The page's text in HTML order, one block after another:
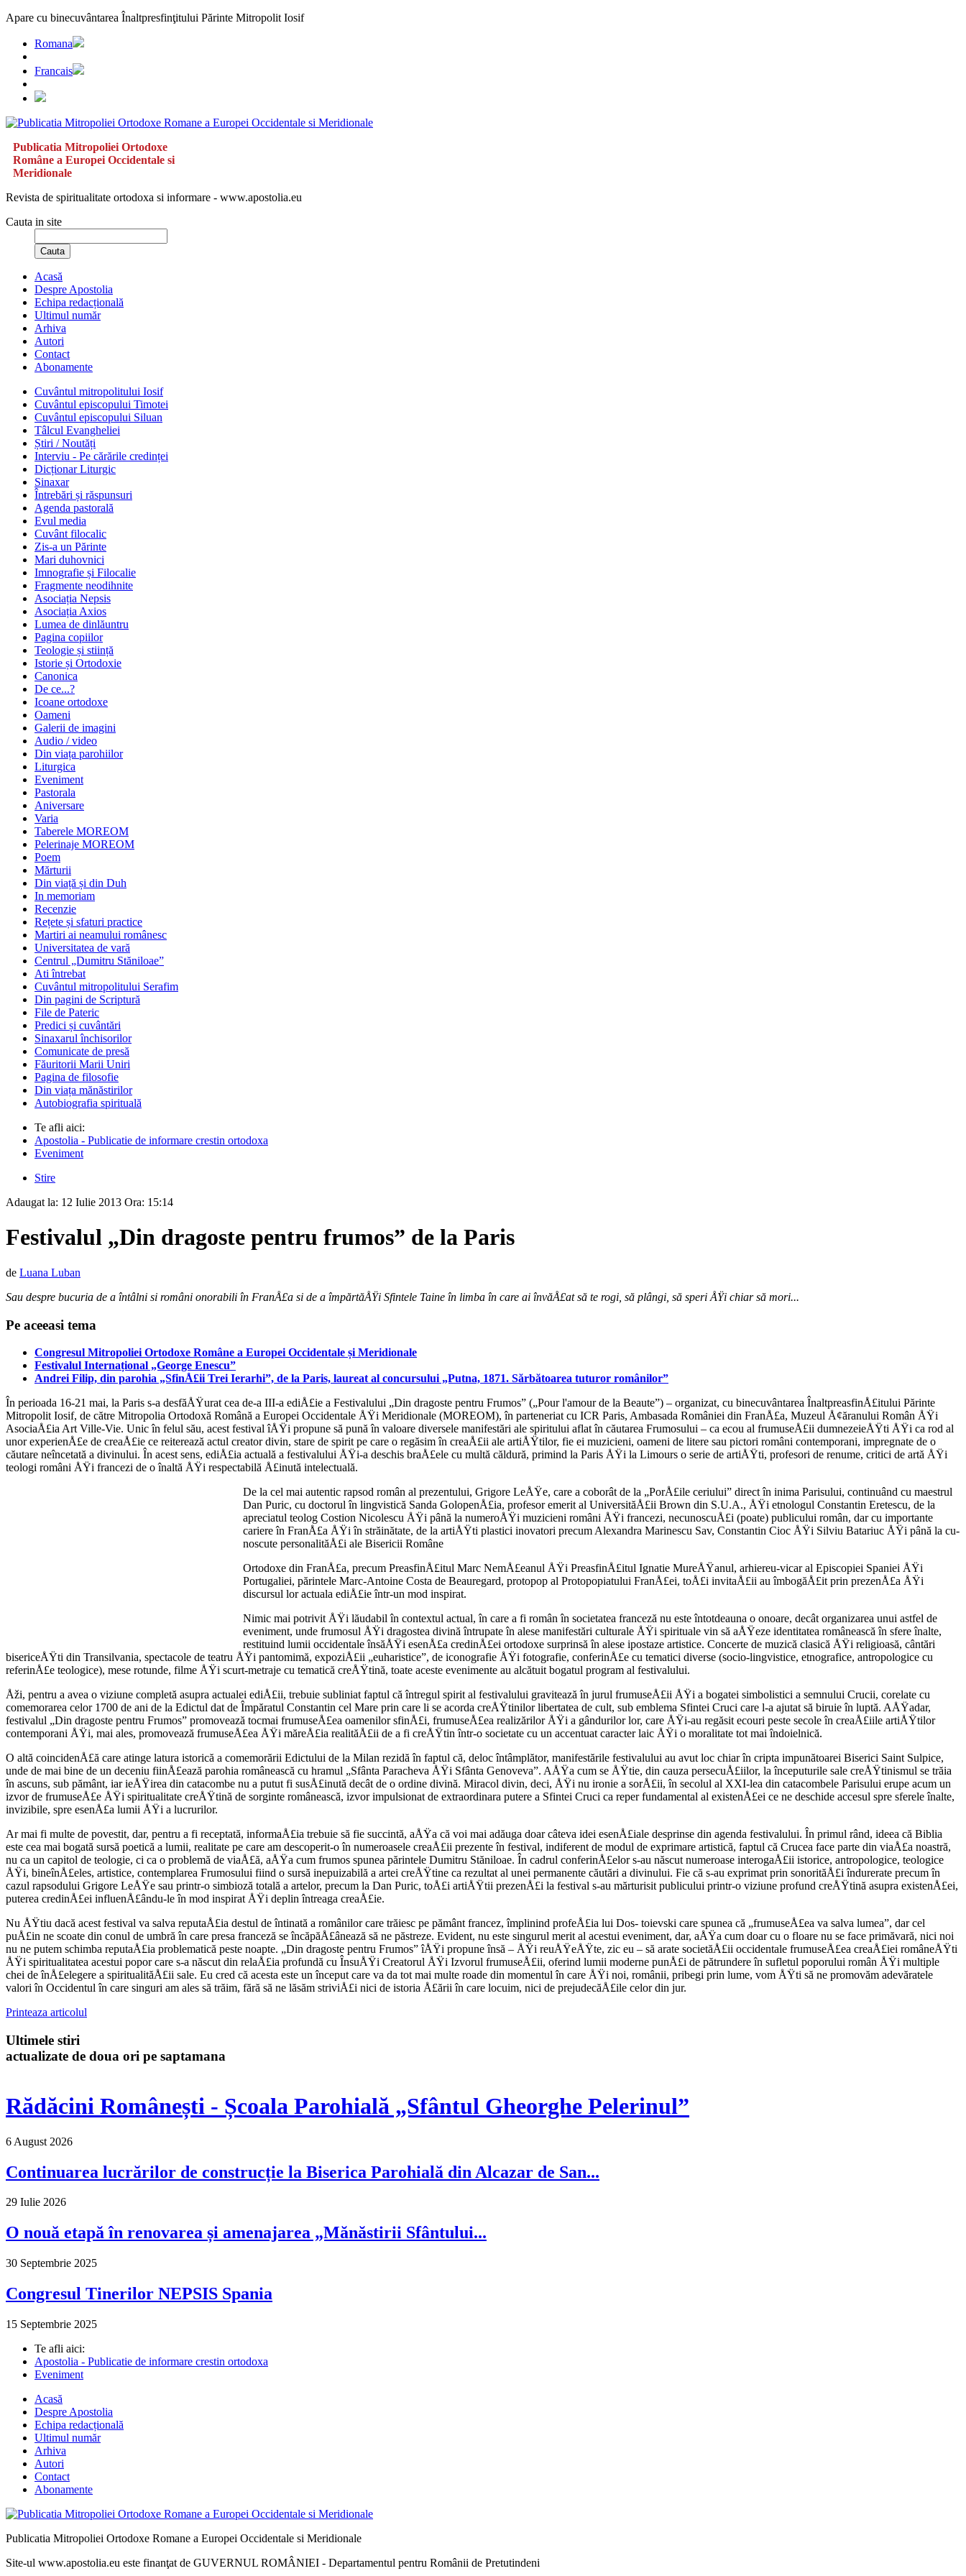
Apare cu binecuvântarea Înaltpresfinţitului Părinte Mitropolit Iosif
Romana
Francais
Publicatia Mitropoliei Ortodoxe
Române a Europei Occidentale si
Meridionale
Revista de spiritualitate ortodoxa si informare - www.apostolia.eu
Cauta in site
Cauta
Acasă
Despre Apostolia
Echipa redacțională
Ultimul număr
Arhiva
Autori
Contact
Abonamente
Cuvântul mitropolitului Iosif
Cuvântul episcopului Timotei
Cuvântul episcopului Siluan
Tâlcul Evangheliei
Știri / Noutăți
Interviu - Pe cărările credinței
Dicționar Liturgic
Sinaxar
Întrebări și răspunsuri
Agenda pastorală
Evul media
Cuvânt filocalic
Zis-a un Părinte
Mari duhovnici
Imnografie și Filocalie
Fragmente neodihnite
Asociația Nepsis
Asociația Axios
Lumea de dinlăuntru
Pagina copiilor
Teologie și stiință
Istorie și Ortodoxie
Canonica
De ce...?
Icoane ortodoxe
Oameni
Galerii de imagini
Audio / video
Din viața parohiilor
Liturgica
Eveniment
Pastorala
Aniversare
Varia
Taberele MOREOM
Pelerinaje MOREOM
Poem
Mărturii
Din viață și din Duh
In memoriam
Recenzie
Rețete și sfaturi practice
Martiri ai neamului românesc
Universitatea de vară
Centrul „Dumitru Stăniloae”
Ati întrebat
Cuvântul mitropolitului Serafim
Din pagini de Scriptură
File de Pateric
Predici și cuvântări
Sinaxarul închisorilor
Comunicate de presă
Făuritorii Marii Uniri
Pagina de filosofie
Din viața mănăstirilor
Autobiografia spirituală
Te afli aici:
Apostolia - Publicatie de informare crestin ortodoxa
Eveniment
Stire
Adaugat la: 12 Iulie 2013 Ora: 15:14
Festivalul „Din dragoste pentru frumos” de la Paris
de Luana Luban
Sau despre bucuria de a întâlni si români onorabili în FranÅ£a si de a împărtăÅŸi Sfintele Taine în limba în care ai învăÅ£at să te rogi, să plângi, să speri ÅŸi chiar să mori...
Pe aceeasi tema
Congresul Mitropoliei Ortodoxe Române a Europei Occidentale și Meridionale
Festivalul Internațional „George Enescu”
Andrei Filip, din parohia „SfinÅ£ii Trei Ierarhi”, de la Paris, laureat al concursului „Putna, 1871. Sărbătoarea tuturor românilor”
În perioada 16-21 mai, la Paris s-a desfă­ÅŸurat cea de-a III-a ediÅ£ie a Festivalului „Din dragoste pentru Frumos” („Pour l'amour de la Beaute”) – organizat, cu binecu­vântarea ÎnaltpreasfinÅ£itului Părinte
Mitropo­lit Iosif, de către Mitropolia Ortodoxă Româ­nă a Europei Occidentale ÅŸi Meridionale (MOREOM), în parteneriat cu ICR Paris, Am­basada României din FranÅ£a, Muzeul Å¢ăranu­lui Român ÅŸi
AsociaÅ£ia Art Ville-Vie. Unic în fe­lul său, acest festival îÅŸi propune să pună în valoare diversele manifestări ale spiritului aflat în căutarea Frumosului – ca ecou al frumuse­Å£ii dumnezeieÅŸti ÅŸi ca rod al
unor experienÅ£e de creaÅ£ie ce reiterează actul creator divin, stare de spirit pe care o regăsim în creaÅ£ii ale artiÅŸtilor, fie ei muzicieni, oameni de litere sau pictori ro­mâni contemporani, impregnate de o
căutare neîncetată a divinului. În acest sens, ediÅ£ia ac­tuală a festivalului ÅŸi-a deschis braÅ£ele cu mul­tă căldură, primind la Paris ÅŸi la Limours o se­rie de artiÅŸti, profesori de renume, critici de artă ÅŸi
teologi români ÅŸi francezi de o înaltă ÅŸi re­spectabilă Å£inută intelectuală.
De la cel mai autentic rapsod român al pre­zentului, Grigore LeÅŸe, care a coborât de la „PorÅ£ile ceriului” direct în inima Parisului, con­tinuând cu maestrul
Dan Puric, cu doctorul în lingvistică Sanda GolopenÅ£ia, profesor emerit al UniversităÅ£ii Brown din S.U.A., ÅŸi etnologul Constantin Eretescu, de la
apreciatul teolog Costion Nicolescu ÅŸi până la numeroÅŸi muzi­cieni români ÅŸi francezi, necunoscuÅ£i (poate) publicului român, dar cu importante
cariere în FranÅ£a ÅŸi în străinătate, de la artiÅŸti plastici ino­vatori precum Alexandra Marinescu Sav, Constantin Cioc ÅŸi Silviu Batariuc ÅŸi până la cu­
noscute personalităÅ£i ale Bisericii Române
Ortodoxe din FranÅ£a, precum PreasfinÅ£itul Marc NemÅ£eanul ÅŸi PreasfinÅ£itul Ignatie MureÅŸanul, arhiereu-vicar al Episcopiei Spaniei ÅŸi
Portugaliei, părintele Marc-Antoine Costa de Beauregard, protopop al Protopopiatului FranÅ£ei, toÅ£i invi­taÅ£ii au îmbogăÅ£it prin prezenÅ£a ÅŸi
discursul lor actuala ediÅ£ie într-un mod inspirat.
Nimic mai potrivit ÅŸi lăudabil în contextul actual, în care a fi român în societatea franceză nu este întotdeauna o onoare, decât organiza­rea unui astfel de
eveniment, unde frumosul ÅŸi dragostea divină întrupate în alese manifes­tări culturale ÅŸi spirituale vin să aÅŸeze identi­tatea românească în sfere înalte,
restituind lumii occidentale însăÅŸi esenÅ£a credinÅ£ei orto­doxe surprinsă în alese ipostaze artistice. Con­certe de muzică clasică ÅŸi religioasă, cântări
bisericeÅŸti din Transilvania, spectacole de tea­tru ÅŸi pantomimă, expoziÅ£ii „euharistice”, de iconografie ÅŸi fotografie, conferinÅ£e cu tema­tici diverse (socio-lingvistice, etnografice, antropologice cu
referinÅ£e teologice), mese rotunde, filme ÅŸi scurt-metraje cu tematică creÅŸtină, toate aceste evenimente au alcătuit bogatul program al festivalului.
Åži, pentru a avea o viziune completă asu­pra actualei ediÅ£ii, trebuie subliniat faptul că întregul spirit al festivalului gravitează în jurul frumuseÅ£ii ÅŸi a bogatei simbolistici a semnului Crucii, corelate cu
comemorarea celor 1700 de ani de la Edictul dat de Împăratul Constantin cel Mare prin care li se acorda creÅŸtinilor liber­tatea de cult, sub emblema Sfintei Cruci care l-a ajutat să biruie în luptă. AÅŸadar,
festivalul „Din dragoste pentru Frumos” promovează tocmai frumuseÅ£ea oamenilor sfinÅ£i, frumuse­Å£ea realizărilor ÅŸi a gândurilor lor, care ÅŸi-au re­găsit ecouri peste secole în creaÅ£iile artiÅŸtilor
contemporani ÅŸi, mai ales, promovează frumu­seÅ£ea ÅŸi măreÅ£ia realităÅ£ii de a fi creÅŸtin într-o societate cu un accentuat caracter laic ÅŸi o mo­ralitate tot mai îndoielnică.
O altă coincidenÅ£ă care atinge latura isto­rică a comemorării Edictului de la Milan re­zidă în faptul că, deloc întâmplător, manifes­tările festivalului au avut loc chiar în cripta impunătoarei Biserici Saint Sulpice,
unde de mai bine de un deceniu fiinÅ£ează parohia ro­mânească cu hramul „Sfânta Paracheva ÅŸi Sfânta Genoveva”. AÅŸa cum se ÅŸtie, din cauza persecuÅ£iilor, la începuturile sale creÅŸtinismul se trăia
în ascuns, sub pământ, iar ieÅŸirea din catacombe nu a putut fi susÅ£inută decât de o ordine divină. Miracol divin, deci, ÅŸi nu iro­nie a sorÅ£ii, în secolul al XXI-lea din catacom­bele Parisului erupe acum un
izvor de frumu­seÅ£e ÅŸi spiritualitate creÅŸtină de sorginte românească, izvor impulsionat de extraordi­nara putere a Sfintei Cruci ca reper funda­mental al existenÅ£ei ce ne deschide accesul spre sferele înalte,
invizibile, spre esenÅ£a lumii ÅŸi a lucrurilor.
Ar mai fi multe de povestit, dar, pentru a fi receptată, informaÅ£ia trebuie să fie succintă, aÅŸa că voi mai adăuga doar câteva idei esenÅ£i­ale desprinse din agenda festivalului. În pri­mul rând, ideea că Biblia
este cea mai bogată sursă poetică a lumii, realitate pe care am des­coperit-o în numeroasele creaÅ£ii prezente în festival, indiferent de modul de exprimare ar­tistică, faptul că Crucea face parte din viaÅ£a noastră,
nu ca un capitol de teologie, ci ca o problemă de viaÅ£ă, aÅŸa cum frumos spunea pă­rintele Dumitru Stăniloae. În cadrul conferin­Å£elor s-au născut numeroase interogaÅ£ii isto­rice, antropologice, teologice
ÅŸi, bineînÅ£eles, artistice, contemplarea Frumosului fiind o sur­să inepuizabilă a artei creÅŸtine ca rezultat al unei permanente căutări a divinului. Fie că s-au exprimat prin sonorităÅ£i îndurerate pre­cum în
cazul rapsodului Grigore LeÅŸe sau printr-o simbioză totală a artelor, precum la Dan Puric, toÅ£i artiÅŸtii prezenÅ£i la festival s-au măr­turisit publicului printr-o viziune profund creÅŸtină asupra existenÅ£ei,
puterea credinÅ£ei influenÅ£ându-le în mod inspirat ÅŸi deplin în­treaga creaÅ£ie.
Nu ÅŸtiu dacă acest festival va salva reputa­Å£ia destul de întinată a românilor care trăiesc pe pământ francez, împlinind profeÅ£ia lui Dos- toievski care spunea că „frumuseÅ£ea va salva lumea”, dar cel
puÅ£in ne scoate din conul de umbră în care presa franceză se încăpăÅ£ânea­ză să ne păstreze. Evident, nu este singurul merit al acestui eveniment, dar, aÅŸa cum doar cu o floare nu se face primăvară, nici noi
nu ne putem schimba reputaÅ£ia problematică pes­te noapte. „Din dragoste pentru Frumos” îÅŸi propune însă – ÅŸi reuÅŸeÅŸte, zic eu – să arate so­cietăÅ£ii occidentale frumuseÅ£ea creaÅ£iei româ­neÅŸti
ÅŸi spiritualitatea acestui popor care s-a născut din relaÅ£ia profundă cu ÎnsuÅŸi Creato­rul ÅŸi Izvorul frumuseÅ£ii, oferind lumii moder­ne punÅ£i de pătrundere în sufletul poporului român ÅŸi multiple
chei de înÅ£elegere a spiritu­alităÅ£ii sale. Eu cred că acesta este un început care va da tot mai multe roade din momentul în care ÅŸi noi, românii, pribegi prin lume, vom ÅŸti să ne promovăm adevăratele
valori în Oc­cidentul în care singuri am ales să trăim, fără să ne lăsăm striviÅ£i nici de istoria Å£ării în care locuim, nici de prejudecăÅ£ile celor din jur.
Printeaza articolul
Ultimele stiri
actualizate de doua ori pe saptamana
Rădăcini Românești - Școala Parohială „Sfântul Gheorghe Pelerinul”
6 August 2026
Continuarea lucrărilor de construcție la Biserica Parohială din Alcazar de San...
29 Iulie 2026
O nouă etapă în renovarea și amenajarea „Mănăstirii Sfântului...
30 Septembrie 2025
Congresul Tinerilor NEPSIS Spania
15 Septembrie 2025
Te afli aici:
Apostolia - Publicatie de informare crestin ortodoxa
Eveniment
Acasă
Despre Apostolia
Echipa redacțională
Ultimul număr
Arhiva
Autori
Contact
Abonamente
Publicatia Mitropoliei Ortodoxe Romane a Europei Occidentale si Meridionale
Site-ul www.apostolia.eu este finanţat de GUVERNUL ROMÂNIEI - Departamentul pentru Românii de Pretutindeni